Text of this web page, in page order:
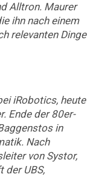
Alltron. Maurer
ihn nach einem
relevanten Dinge
iRobotics, heute
Ende der 80er-
in
Nach
von Systor,
der UBS,